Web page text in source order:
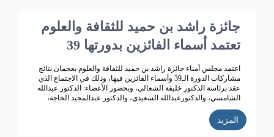
جائزة راشد بن حميد للثقافة والعلوم
تعتمد أسماء الفائزين بدورتها 39
اعتمد مجلس أمناء جائزة راشد بن حميد للثقافة والعلوم بعجمان نتائج
مشاركات الدورة الـ39 وأسماء الفائزين فيها، وذلك في الاجتماع الذي
عقد برئاسة الدكتور خليفة الشعالي، وبحضور الأعضاء: الدكتور عبدالله
الشامسي، والدكتورعبدالله السعيدي، والدكتور عبدالمجيد الخاجة،
والدكتور خالد الخاجة، والدكتور سيف الشعالي، والدكتورة نهلة
القاسمي، وأحمد حبيب الغريب، وخميس عبدالله، ونجيبة محمد
الرفاعي، وفائقة هلال بوهزاع. 352 مشاركاً
المزيد